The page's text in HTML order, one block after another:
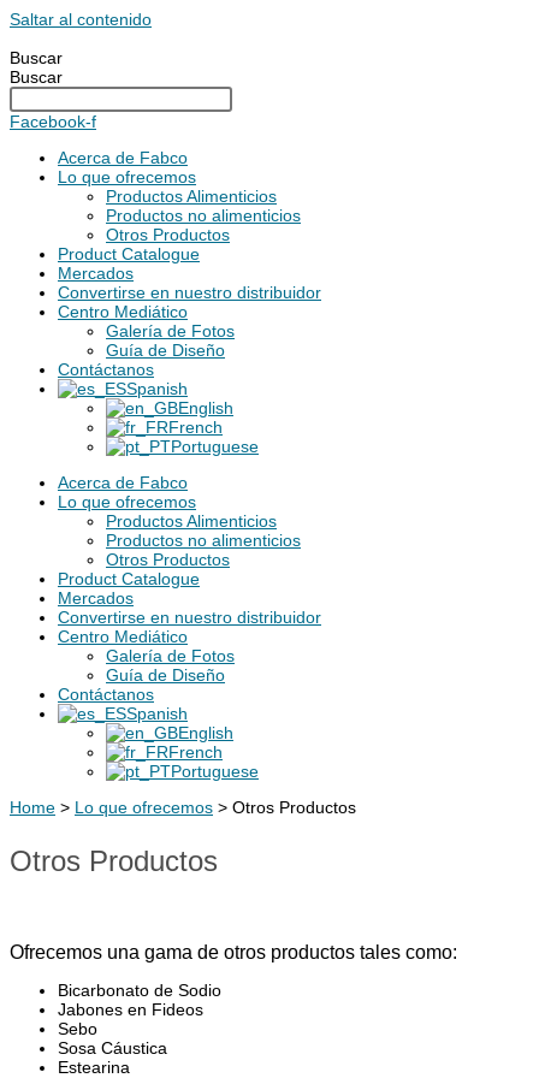
Saltar al contenido
Buscar
Buscar
Facebook-f
Acerca de Fabco
Lo que ofrecemos
Productos Alimenticios
Productos no alimenticios
Otros Productos
Product Catalogue
Mercados
Convertirse en nuestro distribuidor
Centro Mediático
Galería de Fotos
Guía de Diseño
Contáctanos
Spanish
English
French
Portuguese
Acerca de Fabco
Lo que ofrecemos
Productos Alimenticios
Productos no alimenticios
Otros Productos
Product Catalogue
Mercados
Convertirse en nuestro distribuidor
Centro Mediático
Galería de Fotos
Guía de Diseño
Contáctanos
Spanish
English
French
Portuguese
Home > Lo que ofrecemos > Otros Productos
Otros Productos
Ofrecemos una gama de otros productos tales como:
Bicarbonato de Sodio
Jabones en Fideos
Sebo
Sosa Cáustica
Estearina